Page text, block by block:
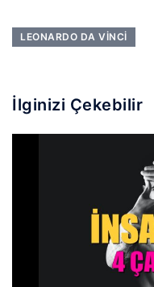
LEONARDO DA VINCI
İlginizi Çekebilir